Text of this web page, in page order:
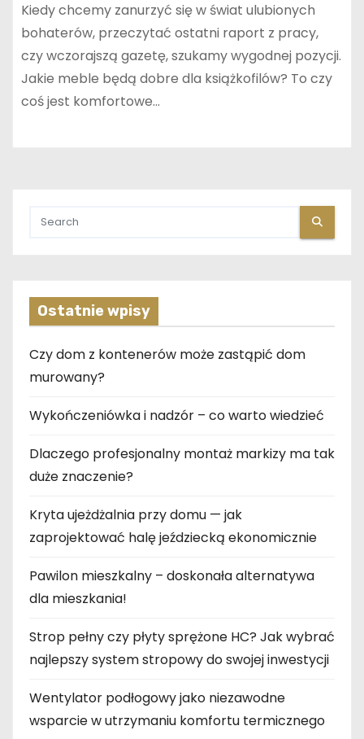
Kiedy chcemy zanurzyć się w świat ulubionych
bohaterów, przeczytać ostatni raport z pracy,
czy wczorajszą gazetę, szukamy wygodnej pozycji.
Jakie meble będą dobre dla książkofilów? To czy
coś jest komfortowe…
Ostatnie wpisy
Czy dom z kontenerów może zastąpić dom
murowany?
Wykończeniówka i nadzór – co warto wiedzieć
Dlaczego profesjonalny montaż markizy ma tak
duże znaczenie?
Kryta ujeżdżalnia przy domu — jak
zaprojektować halę jeździecką ekonomicznie
Pawilon mieszkalny – doskonała alternatywa
dla mieszkania!
Strop pełny czy płyty sprężone HC? Jak wybrać
najlepszy system stropowy do swojej inwestycji
Wentylator podłogowy jako niezawodne
wsparcie w utrzymaniu komfortu termicznego